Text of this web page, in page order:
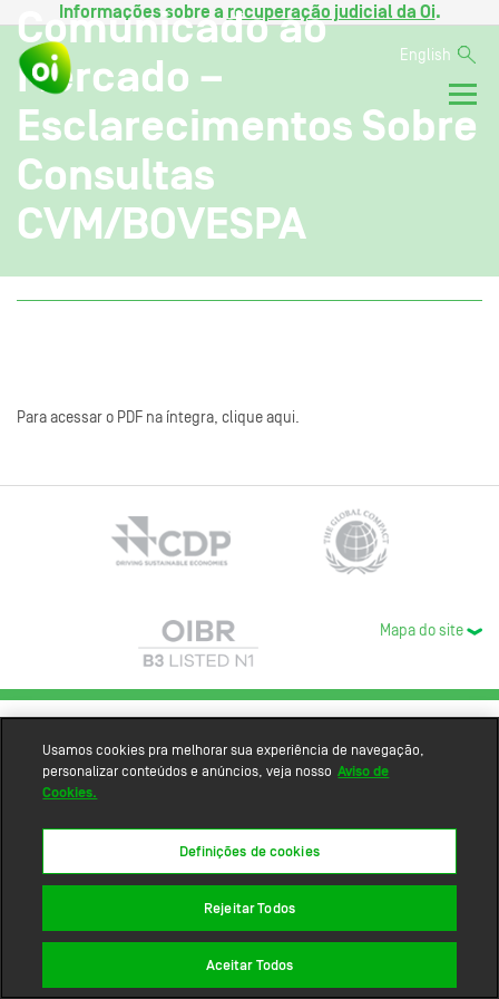
Informações sobre a recuperação judicial da Oi.
English
Comunicado ao
Mercado –
Esclarecimentos Sobre
Consultas
CVM/BOVESPA
Para acessar o PDF na íntegra, clique aqui.
Mapa do site
Usamos cookies pra melhorar sua experiência de navegação,
personalizar conteúdos e anúncios, veja nosso Aviso de
Cookies.
Definições de cookies
Rejeitar Todos
Aceitar Todos